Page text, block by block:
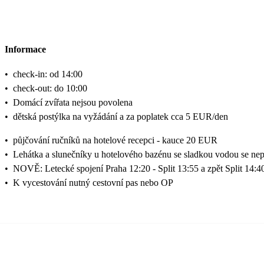
Informace
• check-in: od 14:00
• check-out: do 10:00
• Domácí zvířata nejsou povolena
• dětská postýlka na vyžádání a za poplatek cca 5 EUR/den
• půjčování ručníků na hotelové recepci - kauce 20 EUR
• Lehátka a slunečníky u hotelového bazénu se sladkou vodou se
• NOVĚ: Letecké spojení Praha 12:20 - Split 13:55 a zpět Split
• K vycestování nutný cestovní pas nebo OP